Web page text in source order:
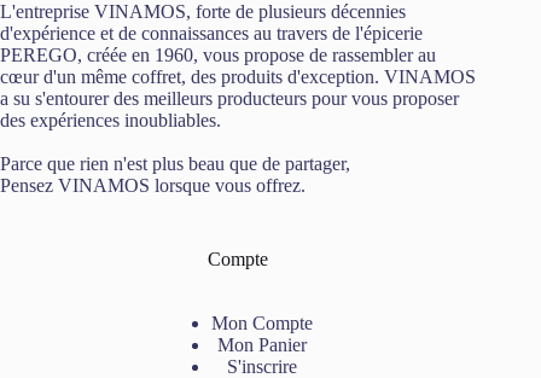
L'entreprise VINAMOS, forte de plusieurs décennies
d'expérience et de connaissances au travers de l'épicerie
PEREGO, créée en 1960, vous propose de rassembler au
cœur d'un même coffret, des produits d'exception. VINAMOS
a su s'entourer des meilleurs producteurs pour vous proposer
des expériences inoubliables.
Parce que rien n'est plus beau que de partager,
Pensez VINAMOS lorsque vous offrez.
Compte
Mon Compte
Mon Panier
S'inscrire